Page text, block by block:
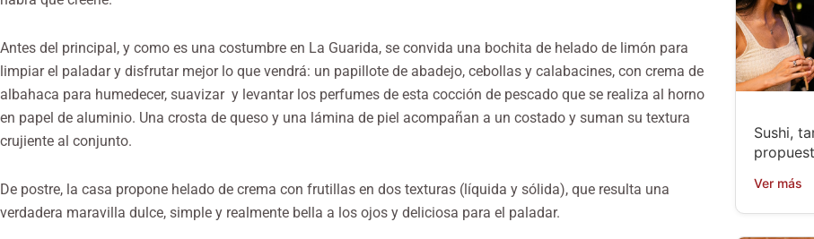
Antes del principal, y como es una costumbre en La Guarida, se convida una bochita de helado de limón para
limpiar el paladar y disfrutar mejor lo que vendrá: un papillote de abadejo, cebollas y calabacines, con crema de
albahaca para humedecer, suavizar y levantar los perfumes de esta cocción de pescado que se realiza al horno
en papel de aluminio. Una crosta de queso y una lámina de piel acompañan a un costado y suman su textura
crujiente al conjunto.
De postre, la casa propone helado de crema con frutillas en dos texturas (líquida y sólida), que resulta una
verdadera maravilla dulce, simple y realmente bella a los ojos y deliciosa para el paladar.
Sushi,
Ver más